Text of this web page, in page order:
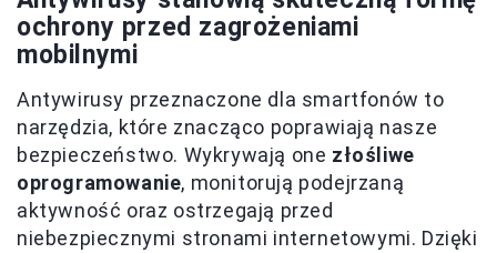
ochrony przed zagrożeniami
mobilnymi
Antywirusy przeznaczone dla smartfonów to
narzędzia, które znacząco poprawiają nasze
bezpieczeństwo. Wykrywają one złośliwe
oprogramowanie, monitorują podejrzaną
aktywność oraz ostrzegają przed
niebezpiecznymi stronami internetowymi. Dzięki